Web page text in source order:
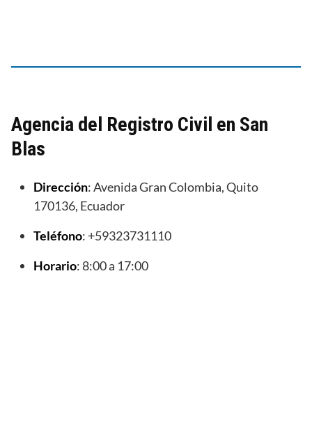
Agencia del Registro Civil en San
Blas
Dirección: Avenida Gran Colombia, Quito
170136, Ecuador
Teléfono: +59323731110
Horario: 8:00 a 17:00